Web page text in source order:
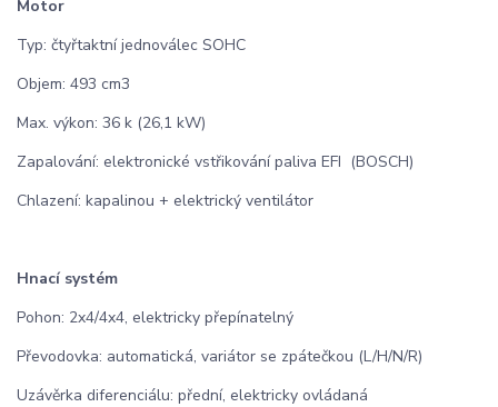
Motor
Typ: čtyřtaktní jednoválec SOHC
Objem: 493 cm3
Max. výkon: 36 k (26,1 kW)
Zapalování: elektronické vstřikování paliva EFI (BOSCH)
Chlazení: kapalinou + elektrický ventilátor
Hnací systém
Pohon: 2x4/4x4, elektricky přepínatelný
Převodovka: automatická, variátor se zpátečkou (L/H/N/R)
Uzávěrka diferenciálu: přední, elektricky ovládaná